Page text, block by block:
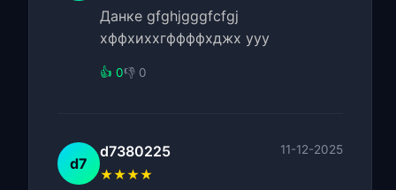
Данке gfghjgggfcfgj
хффхиххгффффхджх yyy
👍 0👎 0
d7
d7380225 11-12-2025
★★★★